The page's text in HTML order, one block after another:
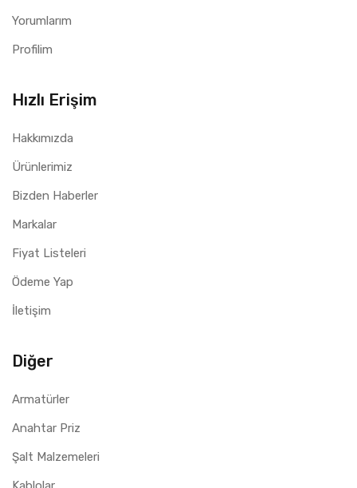
Yorumlarım
Profilim
Hızlı Erişim
Hakkımızda
Ürünlerimiz
Bizden Haberler
Markalar
Fiyat Listeleri
Ödeme Yap
İletişim
Diğer
Armatürler
Anahtar Priz
Şalt Malzemeleri